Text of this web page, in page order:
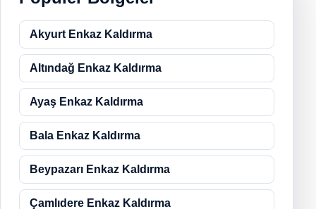
Akyurt Enkaz Kaldırma
Altındağ Enkaz Kaldırma
Ayaş Enkaz Kaldırma
Bala Enkaz Kaldırma
Beypazarı Enkaz Kaldırma
Çamlıdere Enkaz Kaldırma